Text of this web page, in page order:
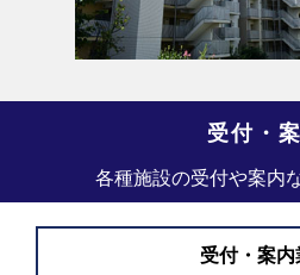
受付・
各種施設の受付や案内
受付・案内